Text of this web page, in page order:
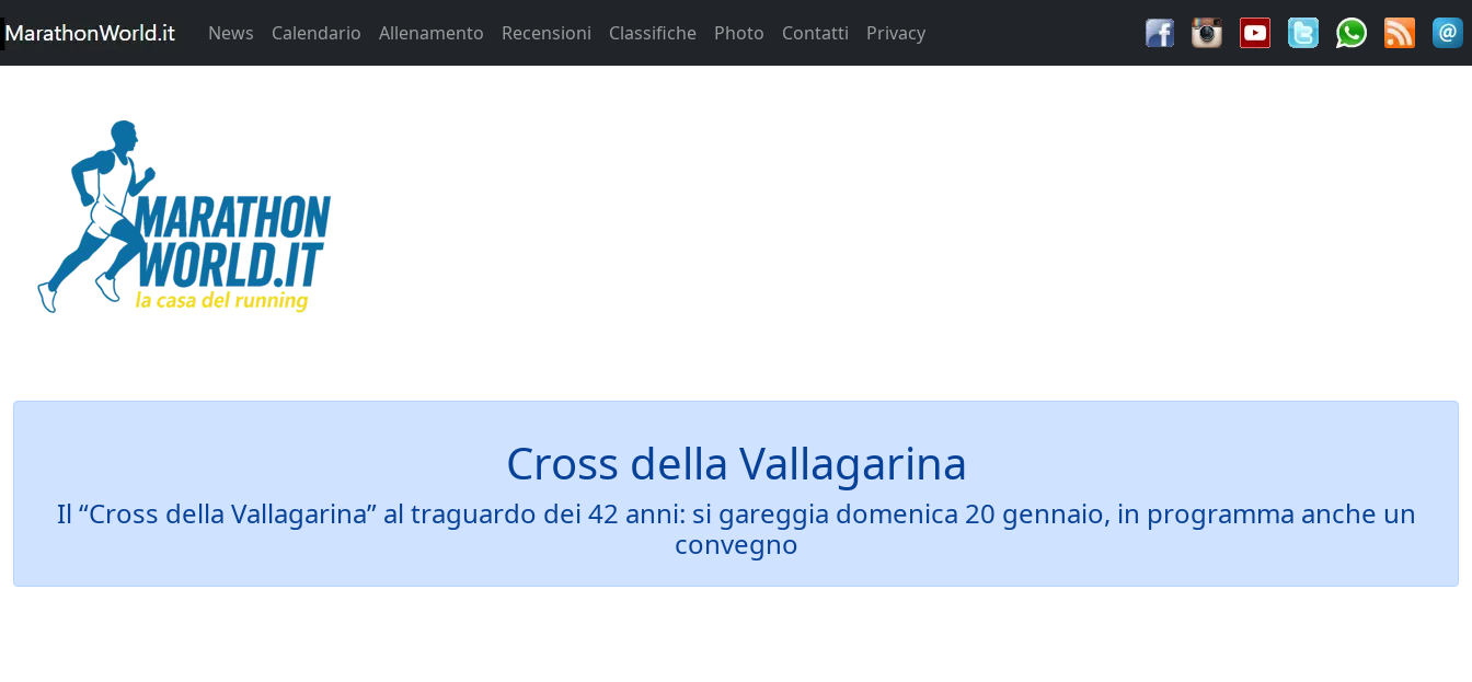
News Calendario Allenamento Recensioni Classifiche Photo Contatti Privacy
Cross della Vallagarina
Il “Cross della Vallagarina” al traguardo dei 42 anni: si gareggia domenica 20 gennaio, in programma anche un
convegno